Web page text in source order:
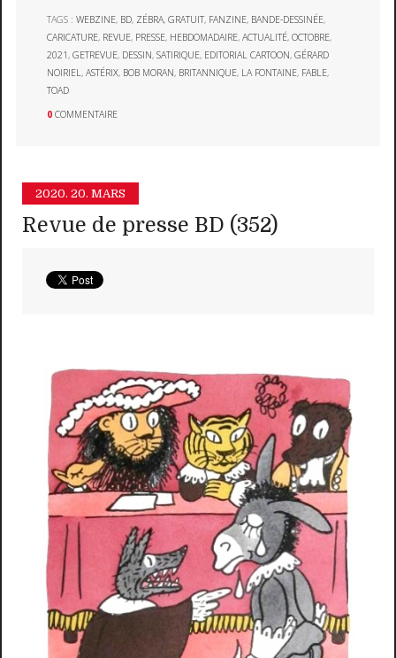
TAGS :WEBZINE, BD, ZÉBRA,GRATUIT, FANZINE, BANDE-DESSINÉE,
CARICATURE, REVUE, PRESSE, HEBDOMADAIRE,ACTUALITÉ,OCTOBRE,
2021,GETREVUE, DESSIN,SATIRIQUE, EDITORIAL CARTOON,GÉRARD
NOIRIEL,ASTÉRIX, BOB MORAN, BRITANNIQUE, LA FONTAINE, FABLE,
TOAD
0 COMMENTAIRE
2020. 20. MARS
Revue de presse BD (352)